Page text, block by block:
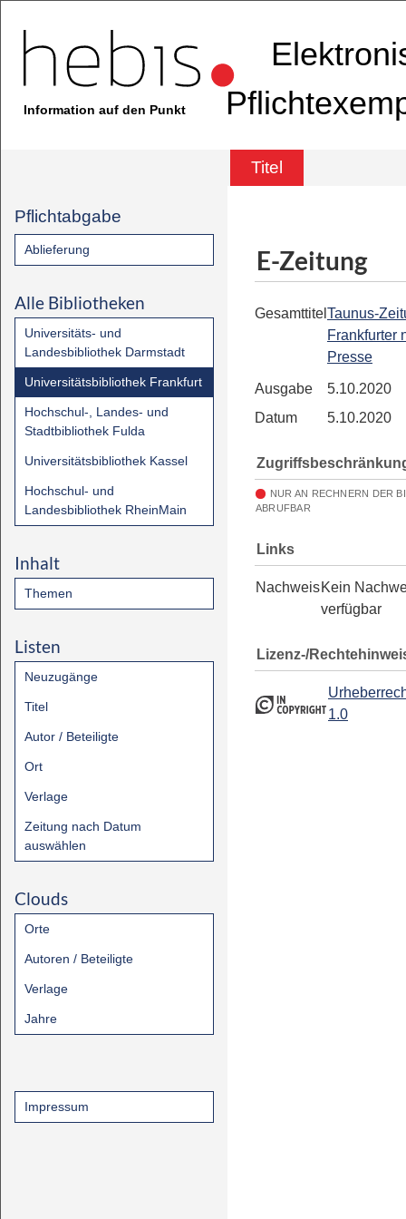
Information auf den Punkt
Titel
Pflichtabgabe
Ablieferung
Alle Bibliotheken
Universitäts- und
Landesbibliothek Darmstadt
Universitätsbibliothek Frankfurt
Hochschul-, Landes- und
Stadtbibliothek Fulda
Universitätsbibliothek Kassel
Hochschul- und
Landesbibliothek RheinMain
Inhalt
Themen
Listen
Neuzugänge
Titel
Autor / Beteiligte
Ort
Verlage
Zeitung nach Datum
auswählen
Clouds
Orte
Autoren / Beteiligte
Verlage
Jahre
Impressum
E-Zeitung
Gesamttitel Taunus-
Frankfurter
Presse
Ausgabe
5.10.2020
Datum
5.10.2020
NUR AN RECHNERN DER
ABRUFBAR
Links
NachweisKein
verfügbar
Lizenz-/
1.0